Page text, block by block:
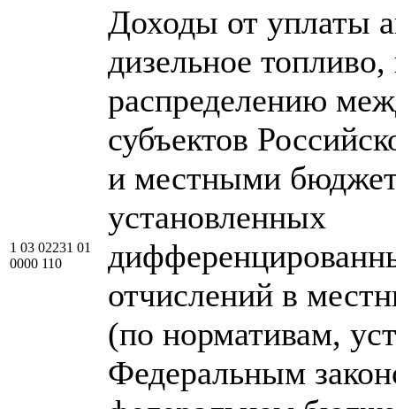
1 03 02231 01
0000 110
Доходы от уплаты
дизельное
распределению
субъектов
и местными
установленных
отчислений в
(по нормативам,
Федеральным